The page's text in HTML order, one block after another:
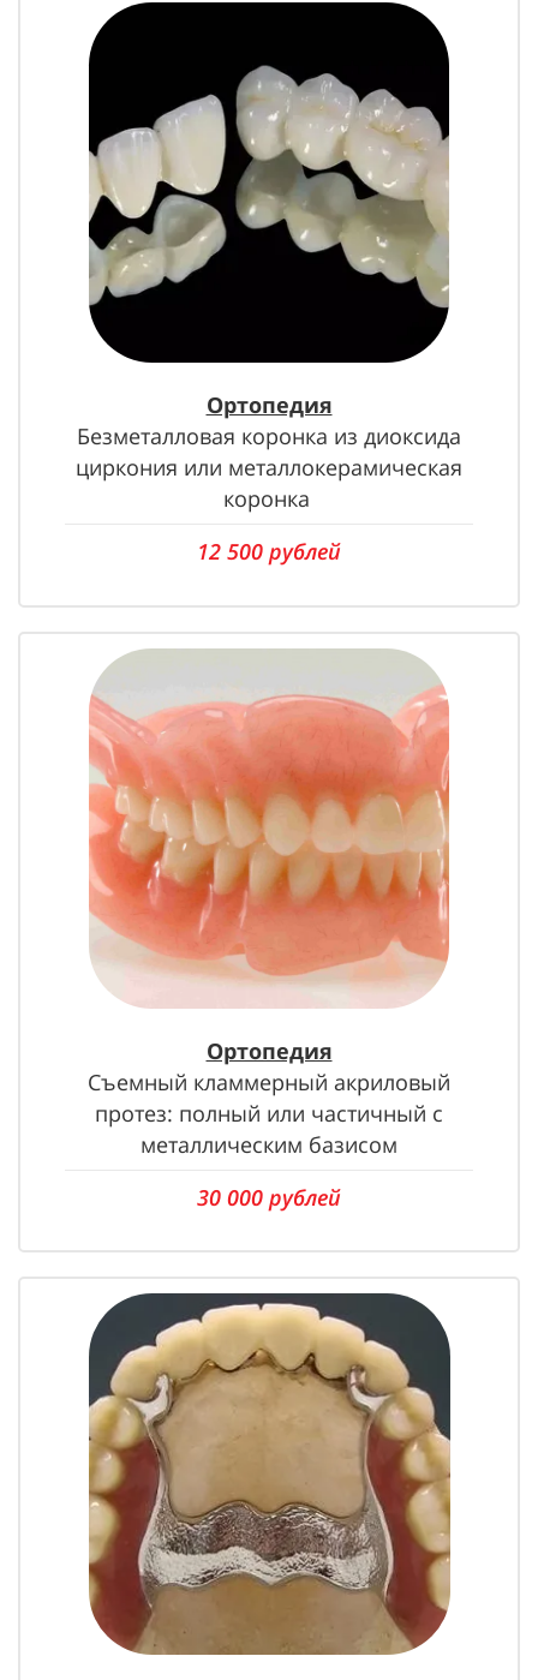
Ортопедия
Безметалловая коронка из диоксида
циркония или металлокерамическая
коронка
12 500 рублей
Ортопедия
Съемный кламмерный акриловый
протез: полный или частичный с
металлическим базисом
30 000 рублей